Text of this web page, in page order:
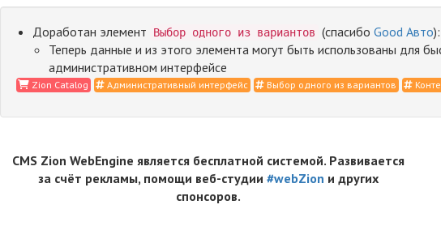
Доработан элемент Выбор одного из вариантов (спасибо Good Авто):
Теперь данные и из этого элемента могут быть использованы для
административном интерфейсе
Zion Catalog Административный интерфейс Выбор одного из вариантов
CMS Zion WebEngine является бесплатной системой. Развивается
за счёт рекламы, помощи веб-студии #webZion и других
спонсоров.